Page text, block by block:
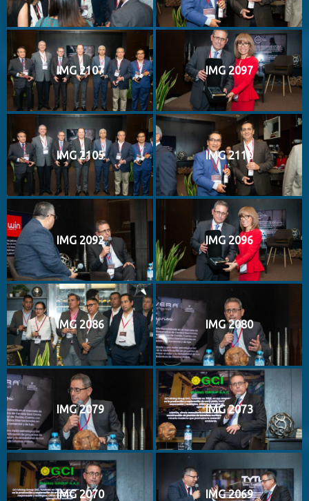
IMG 2107 IMG 2097
IMG 2105 IMG 2110
IMG 2092 IMG 2096
IMG 2086 IMG 2080
IMG 2079 IMG 2073
IMG 2070 IMG 2069